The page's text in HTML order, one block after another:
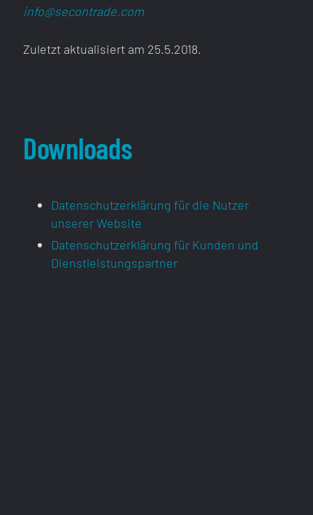
info@secontrade.com
Zuletzt aktualisiert am 25.5.2018.
Downloads
Datenschutzerklärung für die Nutzer
unserer Website
Datenschutzerklärung für Kunden und
Dienstleistungspartner